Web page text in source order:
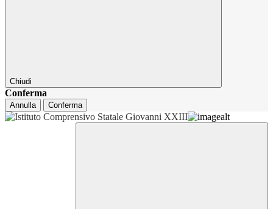
Chiudi
Conferma
Annulla Conferma